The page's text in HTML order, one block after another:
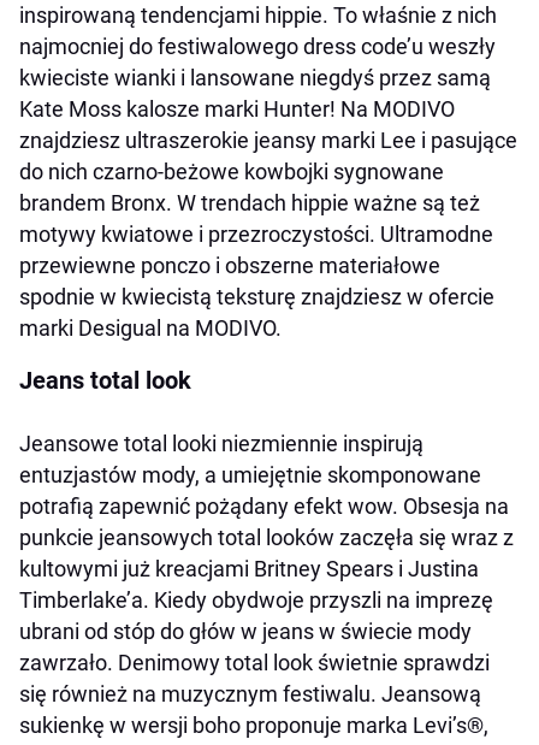
inspirowaną tendencjami hippie. To właśnie z nich
najmocniej do festiwalowego dress code’u weszły
kwieciste wianki i lansowane niegdyś przez samą
Kate Moss kalosze marki Hunter! Na MODIVO
znajdziesz ultraszerokie jeansy marki Lee i pasujące
do nich czarno-beżowe kowbojki sygnowane
brandem Bronx. W trendach hippie ważne są też
motywy kwiatowe i przezroczystości. Ultramodne
przewiewne ponczo i obszerne materiałowe
spodnie w kwiecistą teksturę znajdziesz w ofercie
marki Desigual na MODIVO.
Jeans total look
Jeansowe total looki niezmiennie inspirują
entuzjastów mody, a umiejętnie skomponowane
potrafią zapewnić pożądany efekt wow. Obsesja na
punkcie jeansowych total looków zaczęła się wraz z
kultowymi już kreacjami Britney Spears i Justina
Timberlake’a. Kiedy obydwoje przyszli na imprezę
ubrani od stóp do głów w jeans w świecie mody
zawrzało. Denimowy total look świetnie sprawdzi
się również na muzycznym festiwalu. Jeansową
sukienkę w wersji boho proponuje marka Levi’s®,